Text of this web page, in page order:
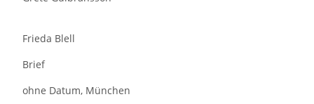
Frieda Blell
Brief
ohne Datum, München